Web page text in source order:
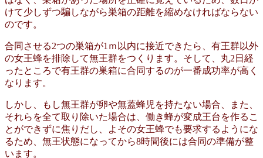
けて少しずつ騙しながら巣箱の距離を縮めなければならない
のです。
合同させる2つの巣箱が1ｍ以内に接近できたら、有王群以外
の女王蜂を排除して無王群をつくります。そして、丸2日経
ったところで有王群の巣箱に合同するのが一番成功率が高く
なります。
しかし、もし無王群が卵や無蓋蜂児を持たない場合、また、
それらを全て取り除いた場合は、働き蜂が変成王台を作るこ
とができずに焦りだし、よその女王蜂でも要求するようにな
るため、無王状態になってから8時間後には合同の準備が整
います。